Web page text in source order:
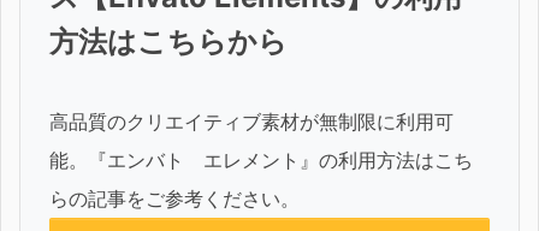
方法はこちらから
高品質のクリエイティブ素材が無制限に利用可
能。『エンバト エレメント』の利用方法はこち
らの記事をご参考ください。